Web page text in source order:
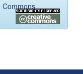
Commons